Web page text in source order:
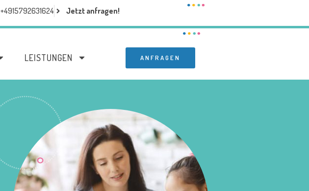
+4915792631624 Jetzt anfragen!
LEISTUNGEN ANFRAGEN